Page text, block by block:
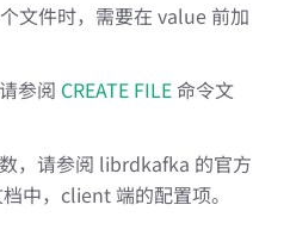
文件时，需要在 value 前加
参阅 CREATE FILE命令文
，请参阅 librdkafka 的官方
中，client 端的配置项。